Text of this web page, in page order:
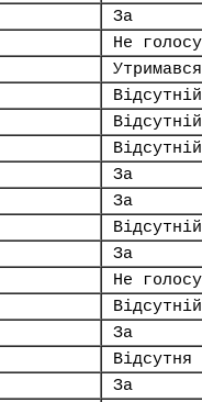
За
Не
Утримався
Відсутній
Відсутній
Відсутній
За
За
Відсутній
За
Не
Відсутній
За
Відсутня
За